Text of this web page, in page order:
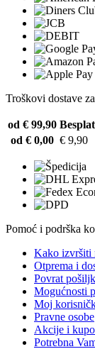
Troškovi dostave
od € 99,90
od € 0,00 € 9,90
Pomoć i podrška
Kako izvršiti
Otprema i
Povrat
Mogućnosti
Moj
Pravne osobe
Akcije i
Potrebna